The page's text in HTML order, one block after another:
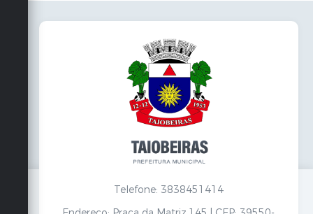
Telefone: 3838451414